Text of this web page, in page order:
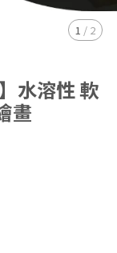
1 / 2
水溶性 軟
畫